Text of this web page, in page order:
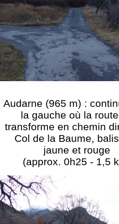
Audarne (965 m) :
la gauche où la
transforme en chemin
Col de la Baume,
jaune et rouge
(approx. 0h25 - 1,5